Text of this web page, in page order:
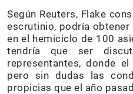
Según Reuters, Flake
escrutinio, podría
en el hemiciclo de 100
tendría que ser
representantes, donde
pero sin dudas las
propicias que el año